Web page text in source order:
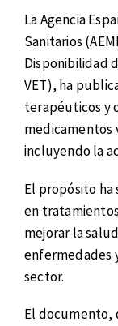
La Agencia
Sanitarios
Disponibilidad
VET), ha
terapéuticos y
medicamentos
incluyendo la
El propósito ha
en
mejorar la
enfermedades
sector.
El documento,